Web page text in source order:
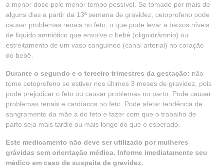
a menor dose pelo menor tempo possível. Se tomado por mais de
alguns dias a partir da 13ª semana de gravidez, cetoprofeno pode
causar problemas renais no feto, o que pode levar a baixos níveis
de líquido amniótico que envolve o bebê (oligoidrâmnio) ou
estreitamento de um vaso sanguíneo (canal arterial) no coração
do bebê.
Durante o segundo e o terceiro trimestres da gestação: não
tome cetoprofeno se estiver nos últimos 3 meses de gravidez, pois
pode prejudicar o feto ou causar problemas no parto. Pode causar
problemas renais e cardíacos no feto. Pode afetar tendência de
sangramento da mãe a do feto e fazer com que o trabalho de
parto seja mais tardio ou mais longo do que o esperado.
Este medicamento não deve ser utilizado por mulheres
grávidas sem orientação médica. Informe imediatamente seu
médico em caso de suspeita de gravidez.